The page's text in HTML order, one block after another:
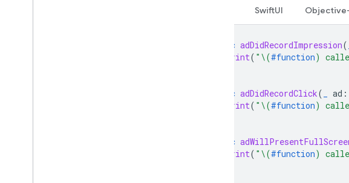
SwiftUI
func adDidRecordImpression(
print( " \(#function)
func adDidRecordClick( ad :
print( " \(#function)
func
print( " \(#function)